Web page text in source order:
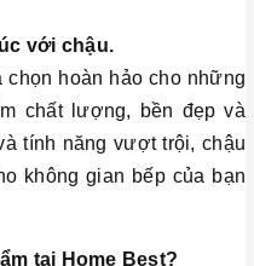
với chậu.
chọn hoàn hảo cho những
chất lượng, bền đẹp và
tính năng vượt trội, chậu
không gian bếp của bạn
tại Home Best?